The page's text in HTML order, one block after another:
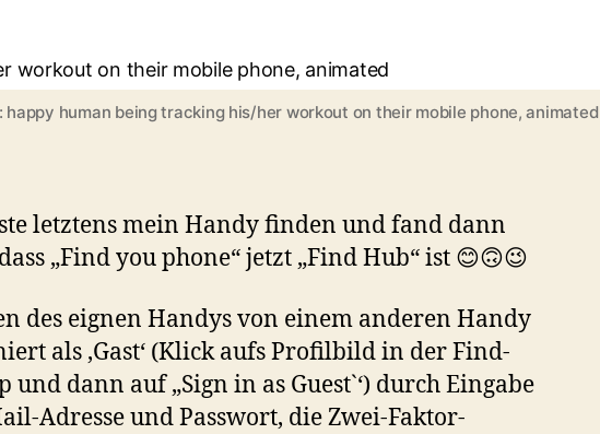
happy human being tracking his/her workout on their mobile phone, animated
letztens mein Handy finden und fand dann
„Find you phone“ jetzt „Find Hub“ ist 😊🙃😉
des eignen Handys von einem anderen Handy
als ‚Gast‘ (Klick aufs Profilbild in der Find-
und dann auf „Sign in as Guest`‘) durch Eingabe
Adresse und Passwort, die Zwei-Faktor-